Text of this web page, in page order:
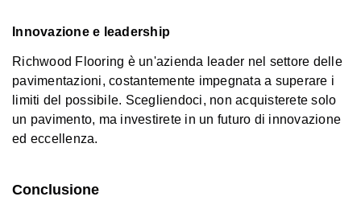
Innovazione e leadership
Richwood Flooring è un'azienda leader nel settore delle
pavimentazioni, costantemente impegnata a superare i
limiti del possibile. Scegliendoci, non acquisterete solo
un pavimento, ma investirete in un futuro di innovazione
ed eccellenza.
Conclusione